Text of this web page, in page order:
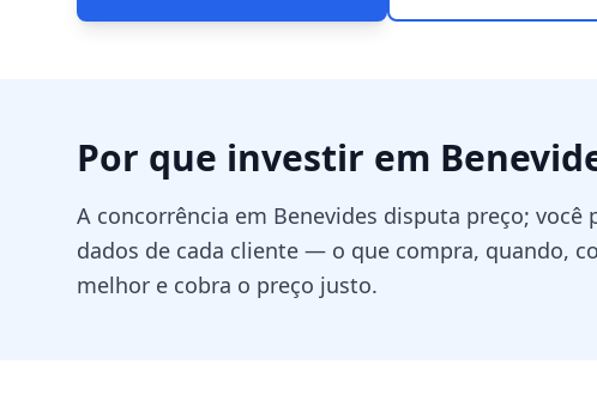
Por que investir em
A concorrência em Benevides disputa preço;
dados de cada cliente — o que compra, quando,
melhor e cobra o preço justo.